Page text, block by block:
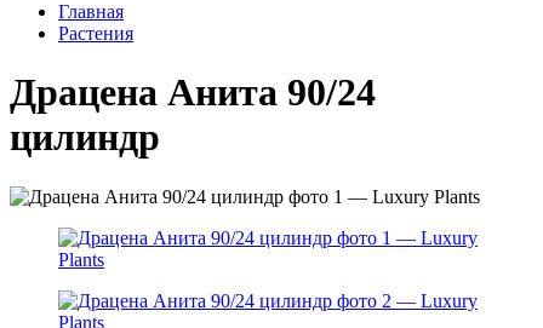
Главная
Растения
Драцена Анита 90/24
цилиндр